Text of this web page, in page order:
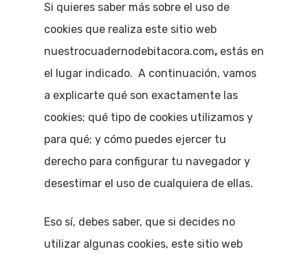
Si quieres saber más sobre el uso de
cookies que realiza este sitio web
nuestrocuadernodebitacora.com, estás en
el lugar indicado. A continuación, vamos
a explicarte qué son exactamente las
cookies; qué tipo de cookies utilizamos y
para qué; y cómo puedes ejercer tu
derecho para configurar tu navegador y
desestimar el uso de cualquiera de ellas.
Eso sí, debes saber, que si decides no
utilizar algunas cookies, este sitio web